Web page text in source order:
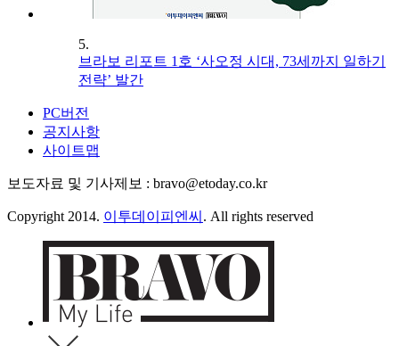
5.
브라보 리포트 1호 ‘사오정 시대, 73세까지 일하기
전략’ 발간
PC버전
공지사항
사이트맵
보도자료 및 기사제보 : bravo@etoday.co.kr
Copyright 2014. 이투데이피엔씨 . All rights reserved